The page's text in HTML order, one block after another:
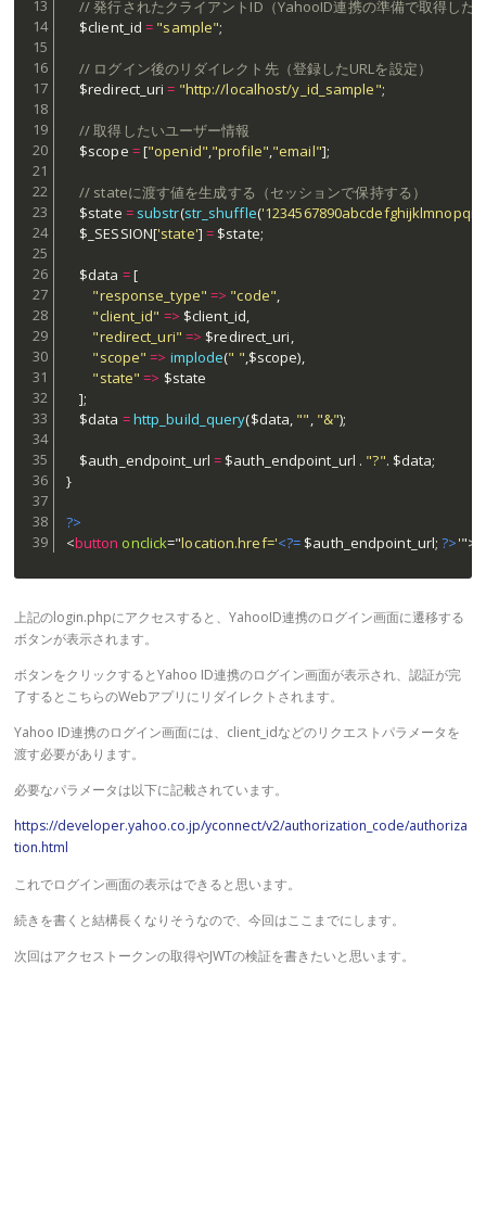
// 発行されたクライアントID（YahooID連携の準備で取得した
$client_id = "sample";
// ログイン後のリダイレクト先（登録したURLを設定）
$redirect_uri = "http://localhost/y_id_sample";
// 取得したいユーザー情報
$scope =["openid","profile","email"];
// stateに渡す値を生成する（セッションで保持する）
$state = substr(str_shuffle(
$_SESSION['state'] = $state;
$data =[
"response_type" => "code",
"client_id" => $client_id,
"redirect_uri" => $redirect_uri,
"scope" => implode(" ",$scope),
"state" => $state
];
$data =http_build_query($data, "", "&");
$auth_endpoint_url = $auth_endpoint_url . "?". $data;
}
?>
<button onclick="location.href='<?= $auth_endpoint_url; ?>'">
上記のlogin.phpにアクセスすると、YahooID連携のログイン画面に遷移する
ボタンが表示されます。
ボタンをクリックするとYahoo ID連携のログイン画面が表示され、認証が完
了するとこちらのWebアプリにリダイレクトされます。
Yahoo ID連携のログイン画面には、client_idなどのリクエストパラメータを
渡す必要があります。
必要なパラメータは以下に記載されています。
https://developer.yahoo.co.jp/yconnect/v2/authorization_code/authoriza
tion.html
これでログイン画面の表示はできると思います。
続きを書くと結構長くなりそうなので、今回はここまでにします。
次回はアクセストークンの取得やJWTの検証を書きたいと思います。